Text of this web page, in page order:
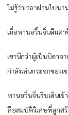
ไม่รู้ว่าเวลาผ่านไปนา
เมื่อหานอวิ๋นจิ่นลืมตา
เขานึกว่าผู้เป็นบิดา
กำลังเล่นกระจกของเ
หานอวิ๋นจิ่นรีบเดินเข้
คือสมบัติวิเศษที่ลูกส